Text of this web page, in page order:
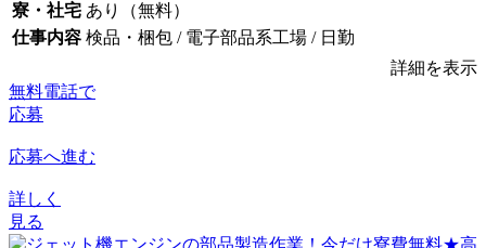
寮・社宅 あり（無料）
仕事内容 検品・梱包 / 電子部品系工場 / 日勤
詳細を表示
無料電話で
応募
応募へ進む
詳しく
見る